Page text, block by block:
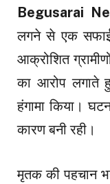
Begusarai
लगने से एक
आक्रोशित
का आरोप लगाते
हंगामा किया।
कारण बनी रही।
मृतक की पहचान